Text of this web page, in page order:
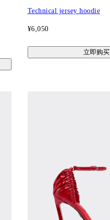
Technical jersey hoodie
¥6,050
立即购买